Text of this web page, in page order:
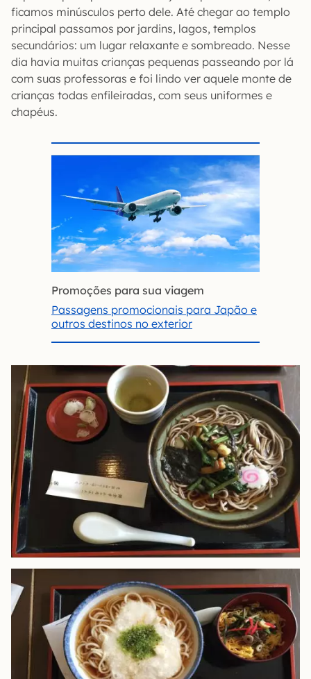
ficamos minúsculos perto dele. Até chegar ao templo
principal passamos por jardins, lagos, templos
secundários: um lugar relaxante e sombreado. Nesse
dia havia muitas crianças pequenas passeando por lá
com suas professoras e foi lindo ver aquele monte de
crianças todas enfileiradas, com seus uniformes e
chapéus.
Promoções para sua viagem
Passagens promocionais para Japão e
outros destinos no exterior